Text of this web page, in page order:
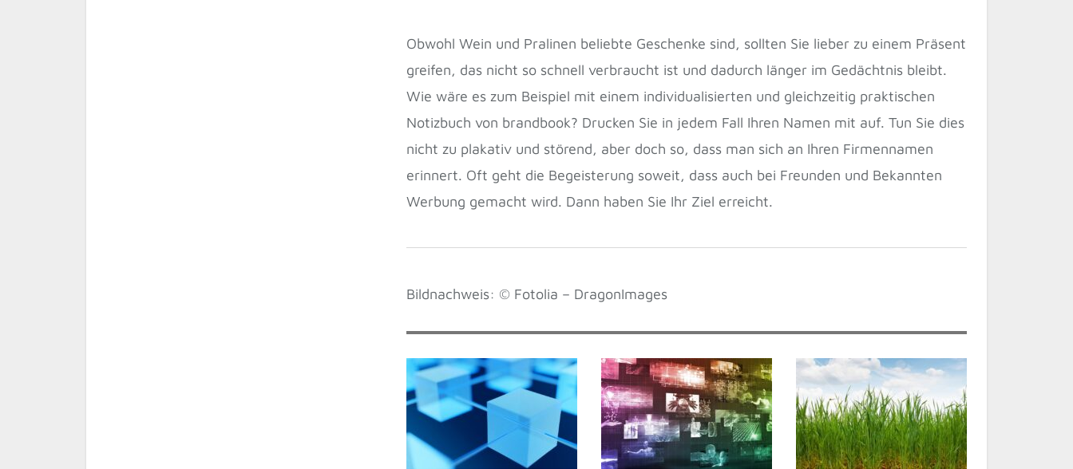
Obwohl Wein und Pralinen beliebte Geschenke sind, sollten Sie lieber zu einem Präsent
greifen, das nicht so schnell verbraucht ist und dadurch länger im Gedächtnis bleibt.
Wie wäre es zum Beispiel mit einem individualisierten und gleichzeitig praktischen
Notizbuch von brandbook? Drucken Sie in jedem Fall Ihren Namen mit auf. Tun Sie dies
nicht zu plakativ und störend, aber doch so, dass man sich an Ihren Firmennamen
erinnert. Oft geht die Begeisterung soweit, dass auch bei Freunden und Bekannten
Werbung gemacht wird. Dann haben Sie Ihr Ziel erreicht.
Bildnachweis: © Fotolia – DragonImages